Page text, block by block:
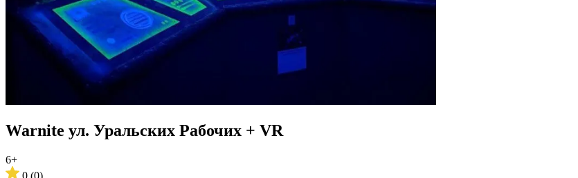
Warnite ул. Уральских Рабочих + VR
6+
0 (0)